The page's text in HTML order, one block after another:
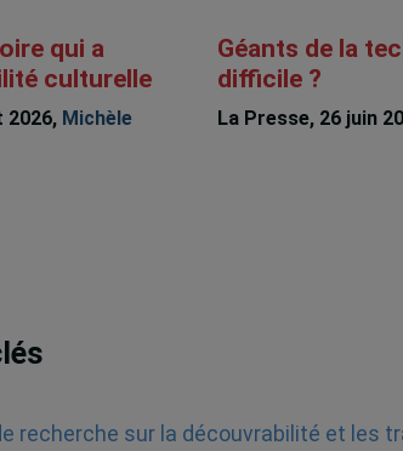
qui a
culturelle
2026, Michèle
Géants de la
difficile ?
La Presse, 26 juin
recherche sur la découvrabilité et les